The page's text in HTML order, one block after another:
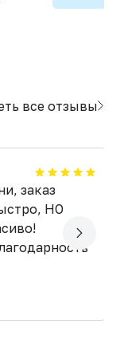
все отзывы
заказ
НО
не
сюда)